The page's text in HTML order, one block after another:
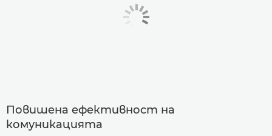
Повишена ефективност на
комуникацията